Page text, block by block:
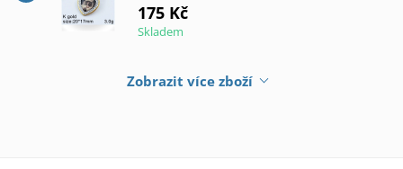
175 Kč
Skladem
Zobrazit více zboží